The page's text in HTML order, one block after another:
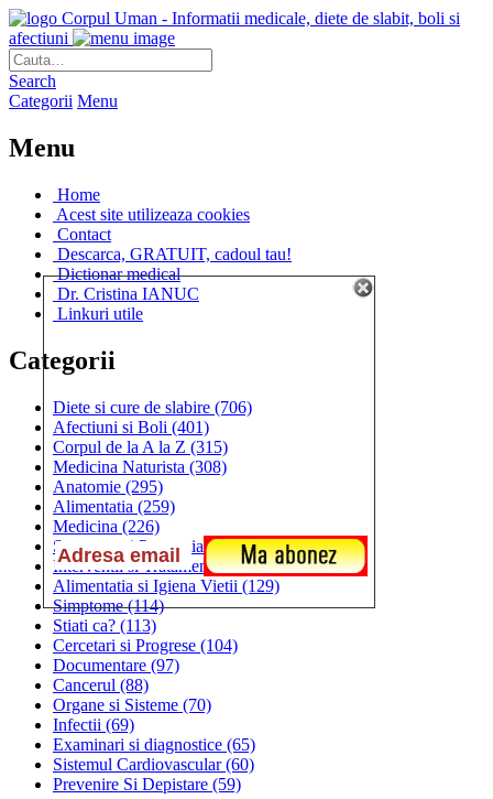
Corpul Uman - Informatii medicale, diete de slabit, boli si
afectiuni
Search
Categorii Menu
Menu
Home
Acest site utilizeaza cookies
Contact
Descarca, GRATUIT, cadoul tau!
Dictionar medical
Dr. Cristina IANUC
Linkuri utile
Categorii
Diete si cure de slabire (706)
Afectiuni si Boli (401)
Corpul de la A la Z (315)
Medicina Naturista (308)
Anatomie (295)
Alimentatia (259)
Medicina (226)
Sanatatea si Preventia(170)
Interventii si Tratamente(167)
Alimentatia si Igiena Vietii (129)
Simptome(114)
Stiati ca? (113)
Cercetari si Progrese (104)
Documentare (97)
Cancerul (88)
Organe si Sisteme (70)
Infectii (69)
Examinari si diagnostice (65)
Sistemul Cardiovascular(60)
Prevenire Si Depistare (59)